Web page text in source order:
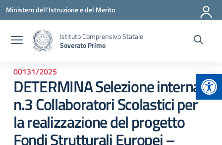
Vai ai contenuti
Vai al menu di navigazione
Vai al footer
Ministero dell'Istruzione e del Merito
Istituto Comprensivo Statale
Soverato Primo
00131/2025
DETERMINA Selezione interna
n.3 Collaboratori Scolastici per
la realizzazione del progetto
Fondi Strutturali Europei –